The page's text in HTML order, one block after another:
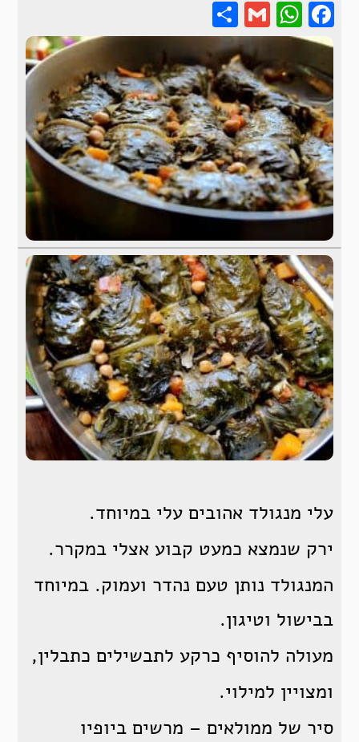
Facebook
WhatsApp
Gmail
עלי מנגולד אהובים עלי במיוחד.
ירק שנמצא כמעט קבוע אצלי במקרר.
המנגולד נותן טעם נהדר ועמוק. במיוחד
בבישול וטיגון.
מעולה להוסיף כרקע לתבשילים כתבלין,
ומצויין למילוי.
סיר של ממולאים – מרשים ביופיו